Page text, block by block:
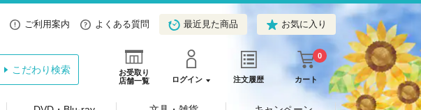
ご利用案内 よくある質問 最近見た商品 お気に入り
お受取り
店舗一覧
ログイン 注文履歴 カート
0
こだわり検索